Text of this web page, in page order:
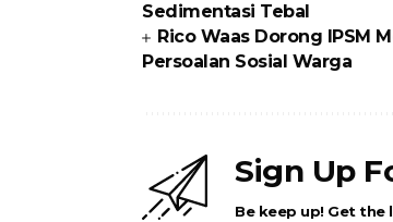
Sedimentasi Tebal
Rico Waas Dorong IPSM
Persoalan Sosial Warga
Sign Up
Be keep up! Get